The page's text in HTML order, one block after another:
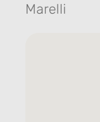
Marelli